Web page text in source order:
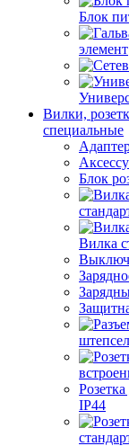
Блок
элемент
Вилки,
специальные
Блок
Вилка
IP44